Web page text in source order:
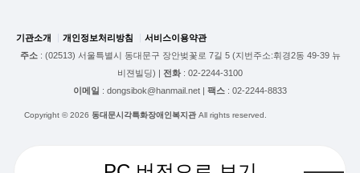
기관소개 개인정보처리방침
서비스이용약관
주소: (02513) 서울특별시 동대문구 장안벚꽃로 7길 5 (지번주소:휘경2동 49-39 뉴
비젼빌딩) | 전화: 02-2244-3100
이메일 : dongsibok@hanmail.net | 팩스 : 02-2244-8833
Copyright © 2026 동대문시각특화장애인복지관 All rights reserved.